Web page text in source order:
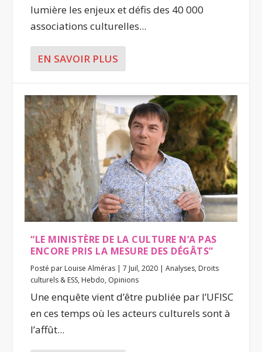
lumière les enjeux et défis des 40 000
associations culturelles...
EN SAVOIR PLUS
“LE MINISTÈRE DE LA CULTURE N’A PAS
ENCORE PRIS LA MESURE DES DÉGÂTS”
Posté par Louise Alméras |7 Juil, 2020 |Analyses, Droits
culturels & ESS, Hebdo, Opinions
Une enquête vient d’être publiée par l’UFISC
en ces temps où les acteurs culturels sont à
l’affût...